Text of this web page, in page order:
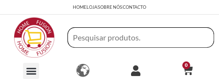
HOMELOJASOBRE NÓSCONTACTO
0